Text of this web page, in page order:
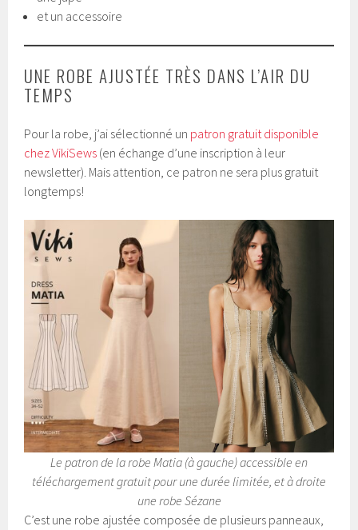
et un accessoire
UNE ROBE AJUSTÉE TRÈS DANS L’AIR DU
TEMPS
Pour la robe, j’ai sélectionné un patron gratuit disponible
chez VikiSews (en échange d’une inscription à leur
newsletter). Mais attention, ce patron ne sera plus gratuit
longtemps!
Le patron de la robe Matia (à gauche) accessible en
téléchargement gratuit pour une durée limitée, et à droite
une robe Sézane
C’est une robe ajustée composée de plusieurs panneaux,